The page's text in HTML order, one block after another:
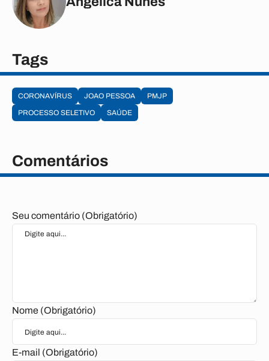
Tags
CORONAVÍRUS JOAO PESSOA
PMJP
PROCESSO SELETIVO
SAÚDE
Comentários
Seu comentário (Obrigatório)
Nome (Obrigatório)
E-mail (Obrigatório)